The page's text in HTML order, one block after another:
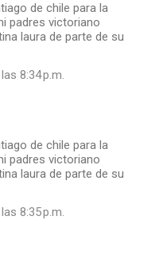
de chile para la
padres victoriano
laura de parte de su
8:34 p.m.
de chile para la
padres victoriano
laura de parte de su
8:35 p.m.